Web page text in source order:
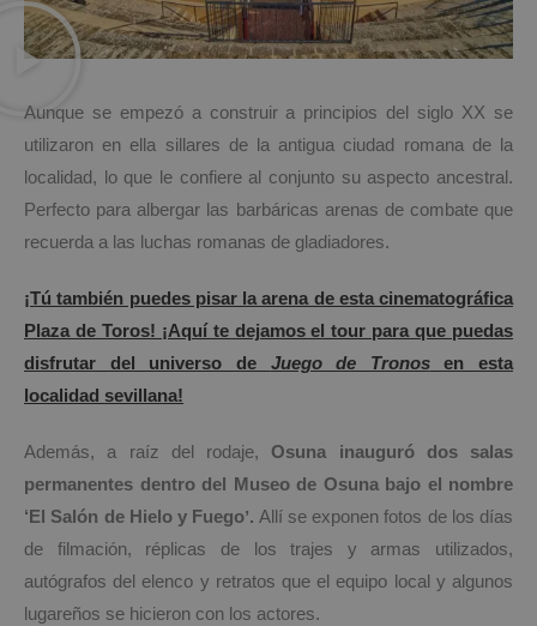
Aunque se empezó a construir a principios del siglo XX se
utilizaron en ella sillares de la antigua ciudad romana de la
localidad, lo que le confiere al conjunto su aspecto ancestral.
Perfecto para albergar las barbáricas arenas de combate que
recuerda a las luchas romanas de gladiadores.
¡Tú también puedes pisar la arena de esta cinematográfica
Plaza de Toros! ¡Aquí te dejamos el tour para que puedas
disfrutar del universo de Juego de Tronosen esta
localidad sevillana!
Además, a raíz del rodaje,Osuna inauguró dos salas
permanentes dentro del Museo de Osuna bajo el nombre
‘El Salón de Hielo y Fuegoʼ. Allí se exponen fotos de los días
de filmación, réplicas de los trajes y armas utilizados,
autógrafos del elenco y retratos que el equipo local y algunos
lugareños se hicieron con los actores.